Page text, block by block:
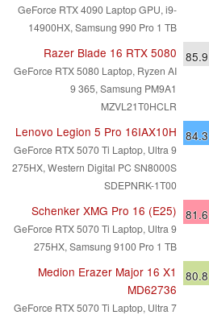
GeForce RTX 4090 Laptop GPU, i9-
14900HX, Samsung 990 Pro 1 TB
Razer Blade 16 RTX 5080
GeForce RTX 5080 Laptop, Ryzen AI
9 365, Samsung PM9A1
MZVL21T0HCLR
85.9
Lenovo Legion 5 Pro 16IAX10H
GeForce RTX 5070 Ti Laptop, Ultra 9
275HX, Western Digital PC SN8000S
SDEPNRK-1T00
84.3
Schenker XMG Pro 16 (E25)
GeForce RTX 5070 Ti Laptop, Ultra 9
275HX, Samsung 9100 Pro 1 TB
81.6
Medion Erazer Major 16 X1
MD62736
GeForce RTX 5070 Ti Laptop, Ultra 7
80.8